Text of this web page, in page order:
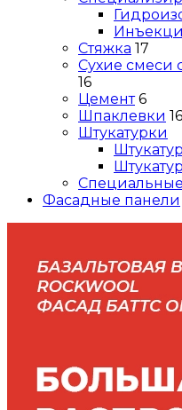
Стяжка 17
Сухие смеси
16
Цемент 6
Шпаклевки
Штукатурки
Фасадные панели